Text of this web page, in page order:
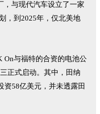
，与现代汽车设立了一家
，到2025年，仅北美地
On与福特的合资的电池公
正式启动。其中，田纳
资58亿美元，并未透露田